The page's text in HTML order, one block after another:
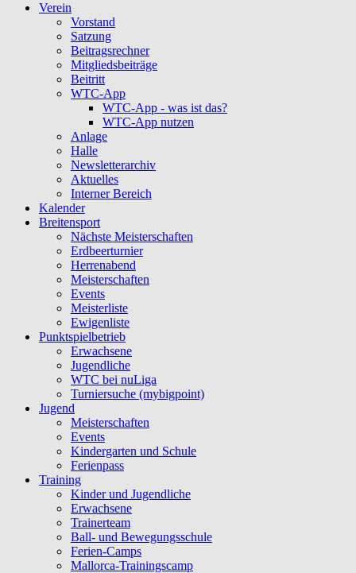
Verein
Vorstand
Satzung
Beitragsrechner
Mitgliedsbeiträge
Beitritt
WTC-App
WTC-App - was ist das?
WTC-App nutzen
Anlage
Halle
Newsletterarchiv
Aktuelles
Interner Bereich
Kalender
Breitensport
Nächste Meisterschaften
Erdbeerturnier
Herrenabend
Meisterschaften
Events
Meisterliste
Ewigenliste
Punktspielbetrieb
Erwachsene
Jugendliche
WTC bei nuLiga
Turniersuche (mybigpoint)
Jugend
Meisterschaften
Events
Kindergarten und Schule
Ferienpass
Training
Kinder und Jugendliche
Erwachsene
Trainerteam
Ball- und Bewegungsschule
Ferien-Camps
Mallorca-Trainingscamp